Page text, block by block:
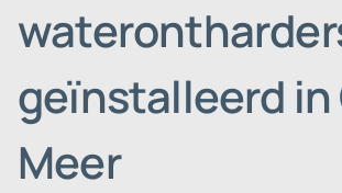
geïnstalleerd in
Meer